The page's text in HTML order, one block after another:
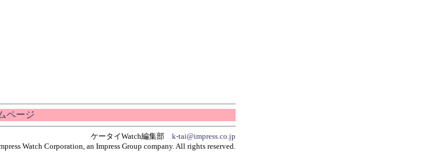
ページ
ケータイWatch編集部 k-tai@impress.co.jp
Watch Corporation, an Impress Group company. All rights reserved.